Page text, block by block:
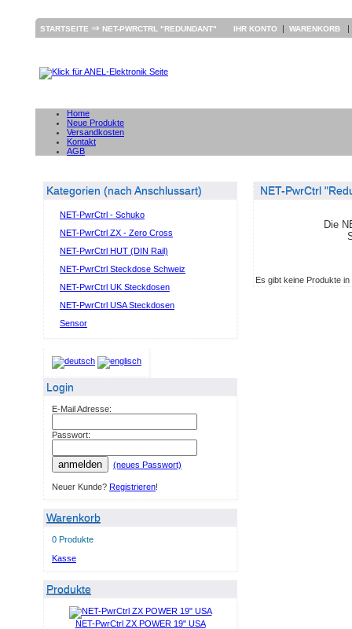
STARTSEITE ⇒ NET-PWRCTRL "REDUNDANT" IHR KONTO | WARENKORB
Home
Neue Produkte
Versandkosten
Kontakt
AGB
Kategorien (nach Anschlussart)
NET-PwrCtrl - Schuko
NET-PwrCtrl ZX - Zero Cross
NET-PwrCtrl HUT (DIN Rail)
NET-PwrCtrl Steckdose Schweiz
NET-PwrCtrl UK Steckdosen
NET-PwrCtrl USA Steckdosen
Sensor
Login
E-Mail Adresse:
Passwort:
anmelden (neues Passwort)
Neuer Kunde? Registrieren!
Warenkorb
0 Produkte
Kasse
Produkte
NET-PwrCtrl ZX POWER 19" USA
NET-PwrCtrl
Die
Es gibt keine Produkte